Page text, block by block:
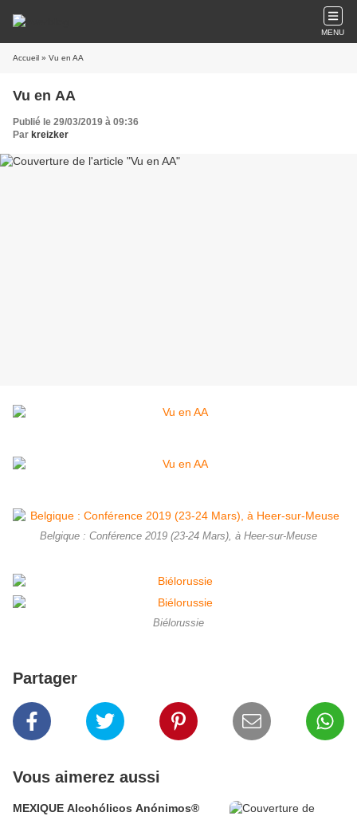
MENU
Accueil » Vu en AA
Vu en AA
Publié le 29/03/2019 à 09:36
Par kreizker
Belgique : Conférence 2019 (23-24 Mars), à Heer-sur-Meuse
Biélorussie
Partager
Vous aimerez aussi
MEXIQUE Alcohólicos Anónimos®